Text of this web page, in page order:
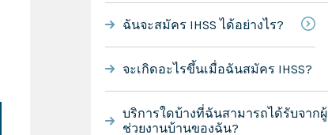
ฉันจะสมัคร IHSS ได้อย่างไร?
จะเกิดอะไรขึ้นเมื่อฉันสมัคร IHSS?
บริการใดบ้างที่ฉันสามารถได้รับจากผู้
ช่วยงานบ้านของฉัน?